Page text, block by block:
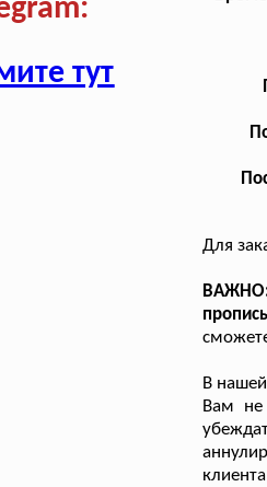
тут
Для
ВАЖНО:
В
Вам не